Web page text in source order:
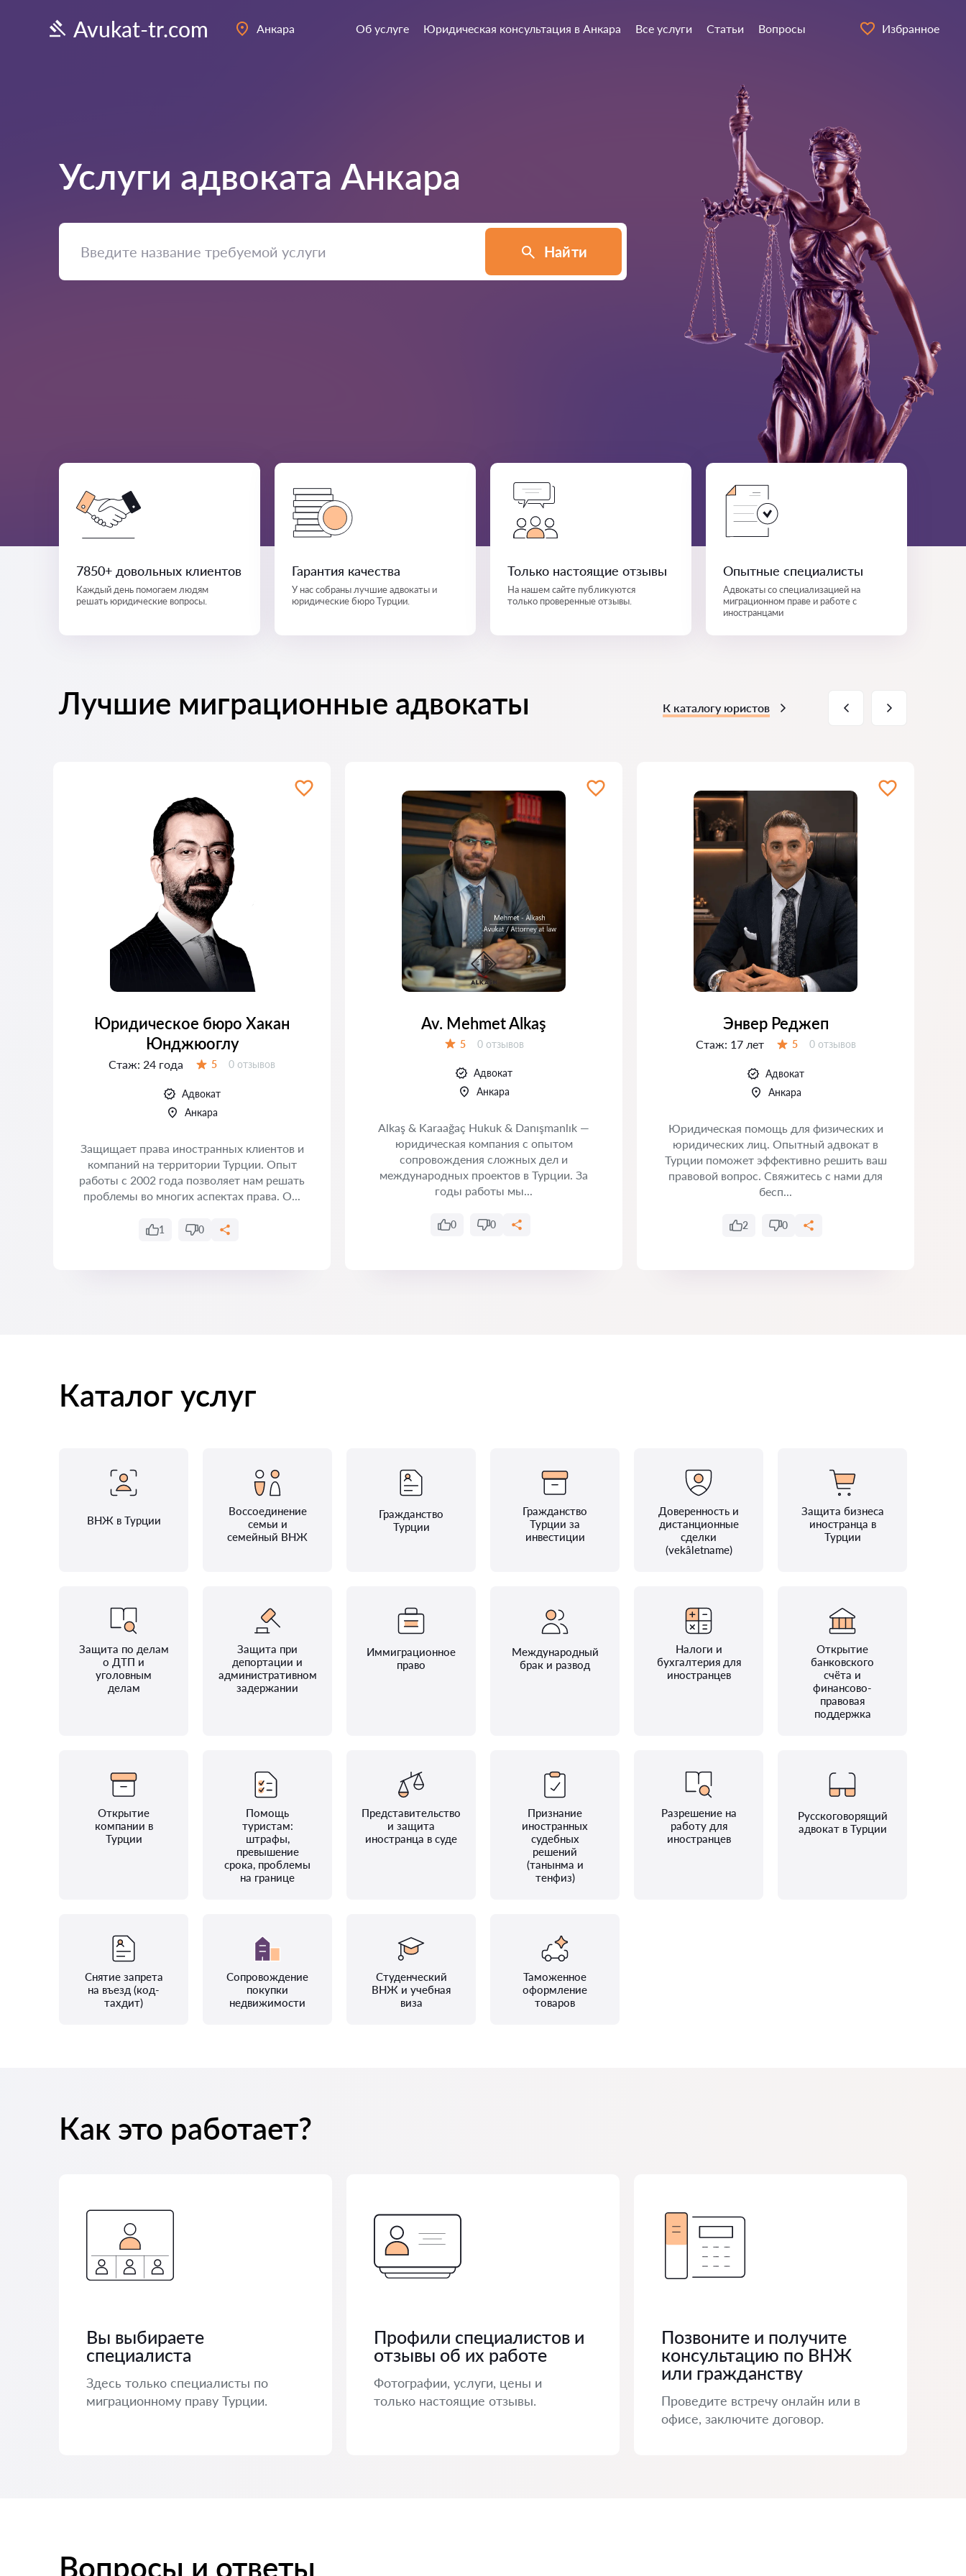
Avukat-tr.com Анкара Об услуге Юридическая консультация в Анкара Все услуги Статьи Вопросы Избранное
Услуги адвоката Анкара
Найти
7850+ довольных клиентов
Каждый день помогаем людям
решать юридические вопросы.
Гарантия качества
У нас собраны лучшие адвокаты и
юридические бюро Турции.
Только настоящие отзывы
На нашем сайте публикуются
только проверенные отзывы.
Опытные специалисты
Адвокаты со специализацией на
миграционном праве и работе с
иностранцами
Лучшие миграционные адвокаты К каталогу юристов
Юридическое бюро Хакан
Юнджюоглу
Стаж: 24 года 5 Отзывов:
0 отзывов
Адвокат
Анкара
Защищает права иностранных клиентов и
компаний на территории Турции. Опыт
работы с 2002 года позволяет нам решать
проблемы во многих аспектах права. О...
1 0
Av. Mehmet Alkaş
5 Отзывов:
0 отзывов
Адвокат
Анкара
Alkaş & Karaağaç Hukuk & Danışmanlık —
юридическая компания с опытом
сопровождения сложных дел и
международных проектов в Турции. За
годы работы мы...
0 0
Энвер Реджеп
Стаж: 17 лет 5 Отзывов:
0 отзывов
Адвокат
Анкара
Юридическая помощь для физических и
юридических лиц. Опытный адвокат в
Турции поможет эффективно решить ваш
правовой вопрос. Свяжитесь с нами для
бесп...
2 0
Каталог услуг
ВНЖ в Турции
Воссоединение
семьи и
семейный ВНЖ
Гражданство
Турции
Гражданство
Турции за
инвестиции
Доверенность и
дистанционные
сделки
(vekâletname)
Защита бизнеса
иностранца в
Турции
Защита по делам
о ДТП и
уголовным
делам
Защита при
депортации и
административном
задержании
Иммиграционное
право
Международный
брак и развод
Налоги и
бухгалтерия для
иностранцев
Открытие
банковского
счёта и
финансово-
правовая
поддержка
Открытие
компании в
Турции
Помощь
туристам:
штрафы,
превышение
срока, проблемы
на границе
Представительство
и защита
иностранца в суде
Признание
иностранных
судебных
решений
(танынма и
тенфиз)
Разрешение на
работу для
иностранцев
Русскоговорящий
адвокат в Турции
Снятие запрета
на въезд (код-
тахдит)
Сопровождение
покупки
недвижимости
Студенческий
ВНЖ и учебная
виза
Таможенное
оформление
товаров
Как это работает?
Вы выбираете
специалиста
Здесь только специалисты по
миграционному праву Турции.
Профили специалистов и
отзывы об их работе
Фотографии, услуги, цены и
только настоящие отзывы.
Позвоните и получите
консультацию по ВНЖ
или гражданству
Проведите встречу онлайн или в
офисе, заключите договор.
Вопросы и ответы